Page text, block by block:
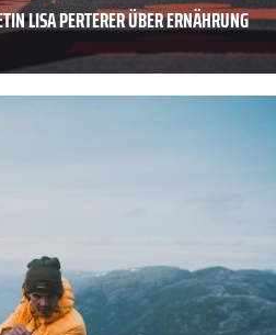
LISA PERTERER ÜBER ERNÄHRUNG